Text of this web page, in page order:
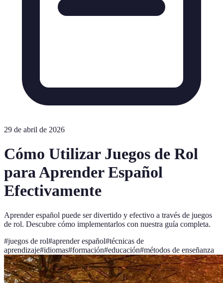
29 de abril de 2026
Cómo Utilizar Juegos de Rol
para Aprender Español
Efectivamente
Aprender español puede ser divertido y efectivo a través de juegos
de rol. Descubre cómo implementarlos con nuestra guía completa.
#juegos de rol#aprender español#técnicas de
aprendizaje#idiomas#formación#educación#métodos de enseñanza